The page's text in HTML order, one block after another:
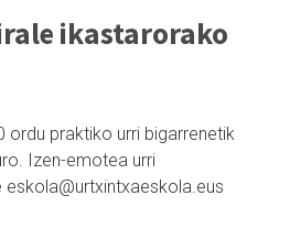
ikastarorako
praktiko urri bigarrenetik
Izen-emotea urri